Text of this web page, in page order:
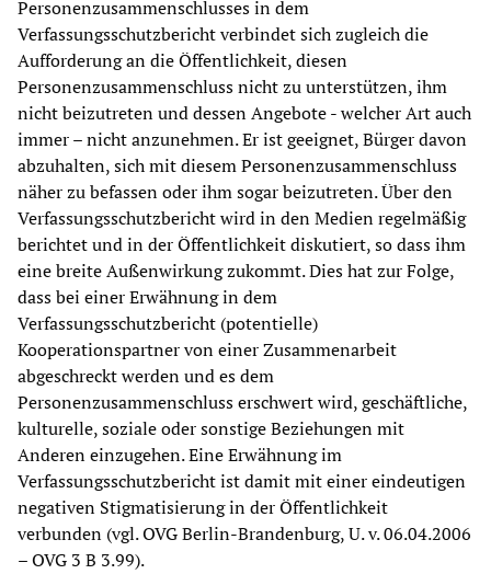
Personenzusammenschlusses in dem
Verfassungsschutzbericht verbindet sich zugleich die
Aufforderung an die Öffentlichkeit, diesen
Personenzusammenschluss nicht zu unterstützen, ihm
nicht beizutreten und dessen Angebote - welcher Art auch
immer – nicht anzunehmen. Er ist geeignet, Bürger davon
abzuhalten, sich mit diesem Personenzusammenschluss
näher zu befassen oder ihm sogar beizutreten. Über den
Verfassungsschutzbericht wird in den Medien regelmäßig
berichtet und in der Öffentlichkeit diskutiert, so dass ihm
eine breite Außenwirkung zukommt. Dies hat zur Folge,
dass bei einer Erwähnung in dem
Verfassungsschutzbericht (potentielle)
Kooperationspartner von einer Zusammenarbeit
abgeschreckt werden und es dem
Personenzusammenschluss erschwert wird, geschäftliche,
kulturelle, soziale oder sonstige Beziehungen mit
Anderen einzugehen. Eine Erwähnung im
Verfassungsschutzbericht ist damit mit einer eindeutigen
negativen Stigmatisierung in der Öffentlichkeit
verbunden (vgl. OVG Berlin-Brandenburg, U. v. 06.04.2006
– OVG 3 B 3.99).